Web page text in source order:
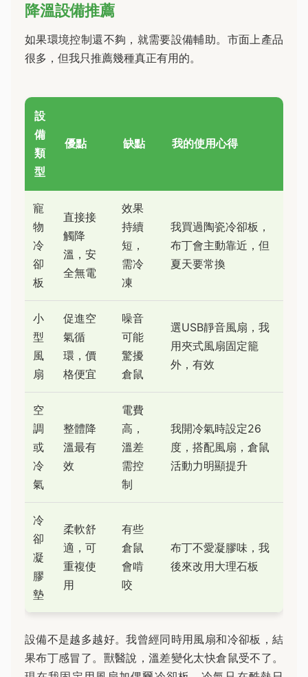
降溫設備推薦
如果環境控制還不夠，就需要設備輔助。市面上產品
很多，但我只推薦幾種真正有用的。
設
備
類
型
優點 缺點 我的使用心得
寵
物
冷
卻
板
直接接
觸降
溫，安
全無電
效果
持續
短，
需冷
凍
我買過陶瓷冷卻板，
布丁會主動靠近，但
夏天要常換
小
型
風
扇
促進空
氣循
環，價
格便宜
噪音
可能
驚擾
倉鼠
選USB靜音風扇，我
用夾式風扇固定籠
外，有效
空
調
或
冷
氣
整體降
溫最有
效
電費
高，
溫差
需控
制
我開冷氣時設定26
度，搭配風扇，倉鼠
活動力明顯提升
冷
卻
凝
膠
墊
柔軟舒
適，可
重複使
用
有些
倉鼠
會啃
咬
布丁不愛凝膠味，我
後來改用大理石板
設備不是越多越好。我曾經同時用風扇和冷卻板，結
果布丁感冒了。獸醫說，溫差變化太快倉鼠受不了。